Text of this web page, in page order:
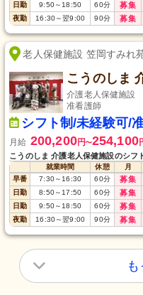
日勤 9:50～18:50 60分 募集
夜勤 16:30～翌9:00 90分 募集
老人保健施設 笠岡すみれ
こうのしま
介護老人保健施設
准看護師
シフト制/未経験可/
月給 200,200円〜254,100
こうのしま 介護老人保健施設のシフ
就業時間 休憩 月
早番
7:30～16:30 60分 募集
日勤 8:50～17:50 60分 募集
日勤 9:50～18:50 60分 募集
夜勤 16:30～翌9:00 90分 募集